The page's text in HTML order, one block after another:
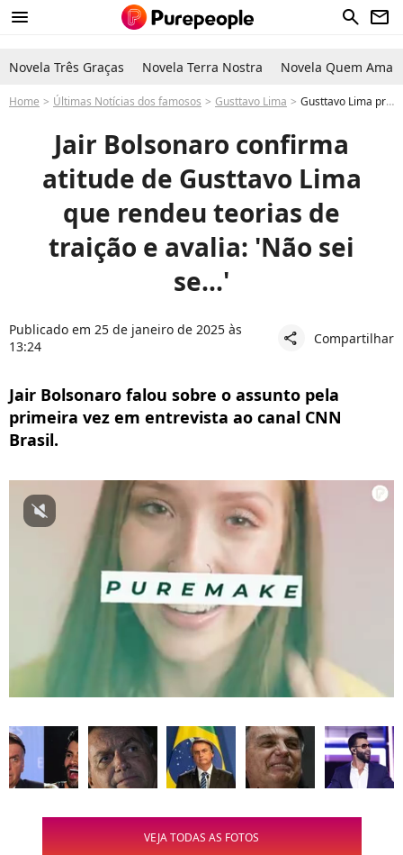
menu search newsletter
Novela Três Graças Novela Terra Nostra Novela Quem Ama
Home Últimas Notícias dos famosos Gusttavo Lima Gusttavo Lima presidente? Jair Bolsonaro se pronuncia sobre Eleições 2026
Jair Bolsonaro confirma
atitude de Gusttavo Lima
que rendeu teorias de
traição e avalia: 'Não sei
se...'
Publicado em 25 de janeiro de 2025 às
13:24
share Compartilhar
Jair Bolsonaro falou sobre o assunto pela
primeira vez em entrevista ao canal CNN
Brasil.
VEJA TODAS AS FOTOS